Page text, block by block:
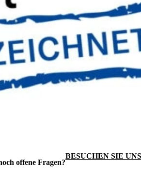
offene Fragen?
BESUCHEN SIE